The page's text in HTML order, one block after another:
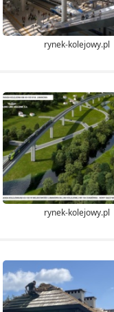
rynek-kolejowy.pl
rynek-kolejowy.pl